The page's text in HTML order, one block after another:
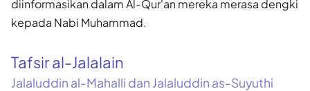
diinformasikan dalam Al-Qur'an mereka merasa dengki
kepada Nabi Muhammad.
Tafsir al-Jalalain
Jalaluddin al-Mahalli dan Jalaluddin as-Suyuthi